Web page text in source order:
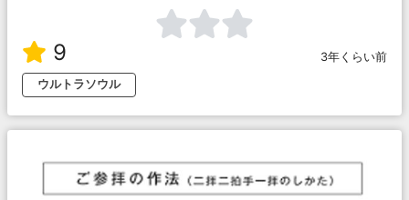
9
3年くらい前
ウルトラソウル